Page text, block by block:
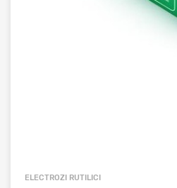
ELECTROZI RUTILICI